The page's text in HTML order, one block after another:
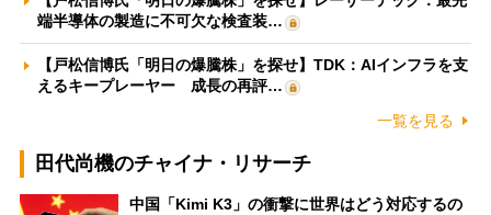
端半導体の製造に不可欠な検査装…
【戸松信博氏「明日の爆騰株」を探せ】TDK：AIインフラを支
えるキープレーヤー 成長の再評…
一覧を見る
田代尚機のチャイナ・リサーチ
中国「Kimi K3」の衝撃に世界はどう対応するの